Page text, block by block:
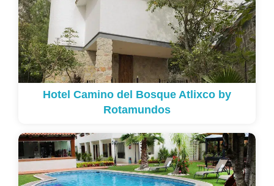
Hotel Camino del Bosque Atlixco by
Rotamundos